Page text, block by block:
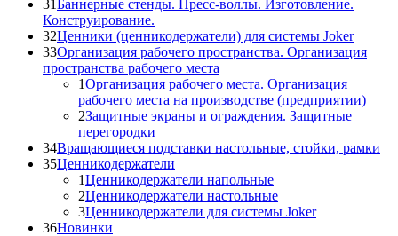
31Баннерные стенды. Пресс-воллы. Изготовление.
Конструирование.
32Ценники (ценникодержатели) для системы Joker
33Организация рабочего пространства. Организация
пространства рабочего места
1Организация рабочего места. Организация
рабочего места на производстве (предприятии)
2Защитные экраны и ограждения. Защитные
перегородки
34Вращающиеся подставки настольные, стойки, рамки
35Ценникодержатели
1Ценникодержатели напольные
2Ценникодержатели настольные
3Ценникодержатели для системы Joker
36Новинки